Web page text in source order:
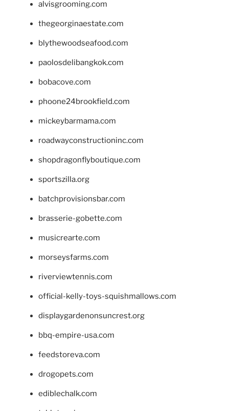
alvisgrooming.com
thegeorginaestate.com
blythewoodseafood.com
paolosdelibangkok.com
bobacove.com
phoone24brookfield.com
mickeybarmama.com
roadwayconstructioninc.com
shopdragonflyboutique.com
sportszilla.org
batchprovisionsbar.com
brasserie-gobette.com
musicrearte.com
morseysfarms.com
riverviewtennis.com
official-kelly-toys-squishmallows.com
displaygardenonsuncrest.org
bbq-empire-usa.com
feedstoreva.com
drogopets.com
ediblechalk.com